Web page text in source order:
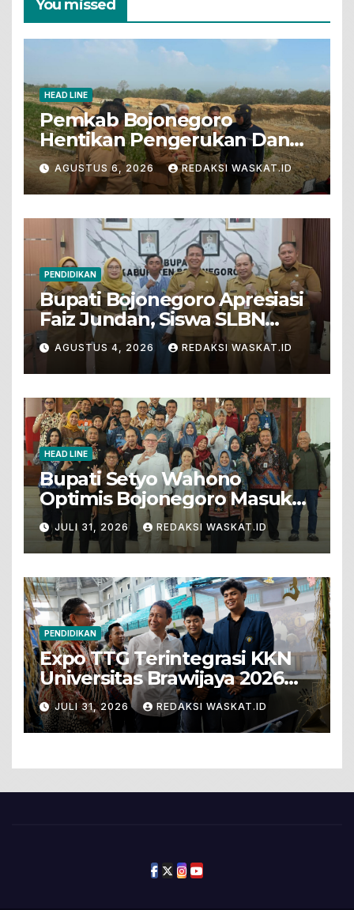
You missed
HEAD LINE
Pemkab Bojonegoro
Hentikan Pengerukan Dan
Penjualan Tanah Dari Lahan
Pertanian
AGUSTUS 6, 2026 REDAKSI WASKAT.ID
PENDIDIKAN
Bupati Bojonegoro Apresiasi
Faiz Jundan, Siswa SLBN
Gunungsari Baureno Masuk
LKS Diksus Tingkat Nasional
AGUSTUS 4, 2026 REDAKSI WASKAT.ID
HEAD LINE
Bupati Setyo Wahono
Optimis Bojonegoro Masuk
Unesco Global Geopark
JULI 31, 2026 REDAKSI WASKAT.ID
PENDIDIKAN
Expo TTG Terintegrasi KKN
Universitas Brawijaya 2026
Hadirkan Inovasi Peternakan
Untuk Bojonegoro
JULI 31, 2026 REDAKSI WASKAT.ID